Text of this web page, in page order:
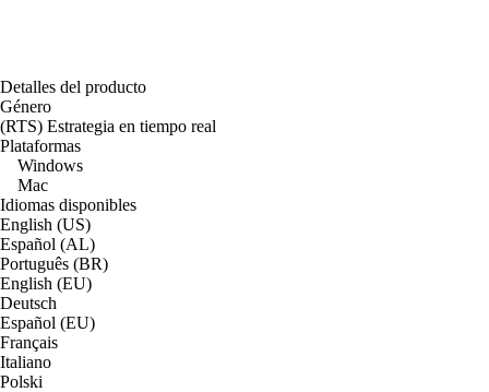
Detalles del producto
Género
(RTS) Estrategia en tiempo real
Plataformas
Windows
Mac
Idiomas disponibles
English (US)
Español (AL)
Português (BR)
English (EU)
Deutsch
Español (EU)
Français
Italiano
Polski